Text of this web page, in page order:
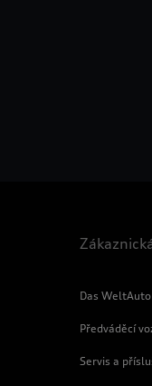
Das WeltAuto
Předváděcí
Servis a